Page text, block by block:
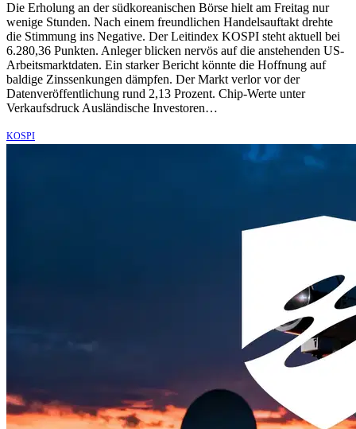
Die Erholung an der südkoreanischen Börse hielt am Freitag nur
wenige Stunden. Nach einem freundlichen Handelsauftakt drehte
die Stimmung ins Negative. Der Leitindex KOSPI steht aktuell bei
6.280,36 Punkten. Anleger blicken nervös auf die anstehenden US-
Arbeitsmarktdaten. Ein starker Bericht könnte die Hoffnung auf
baldige Zinssenkungen dämpfen. Der Markt verlor vor der
Datenveröffentlichung rund 2,13 Prozent. Chip-Werte unter
Verkaufsdruck Ausländische Investoren…
KOSPI